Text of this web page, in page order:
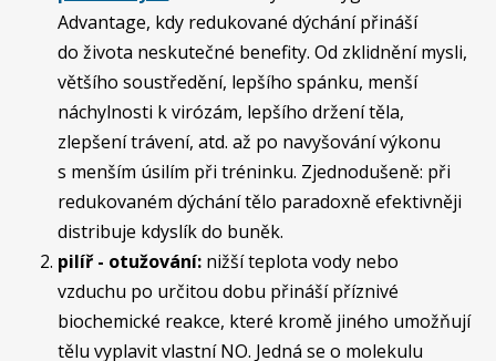
Advantage, kdy redukované dýchání přináší
do života neskutečné benefity. Od zklidnění mysli,
většího soustředění, lepšího spánku, menší
náchylnosti k virózám, lepšího držení těla,
zlepšení trávení, atd. až po navyšování výkonu
s menším úsilím při tréninku. Zjednodušeně: při
redukovaném dýchání tělo paradoxně efektivněji
distribuje kdyslík do buněk.
pilíř - otužování: nižší teplota vody nebo
vzduchu po určitou dobu přináší příznivé
biochemické reakce, které kromě jiného umožňují
tělu vyplavit vlastní NO. Jedná se o molekulu